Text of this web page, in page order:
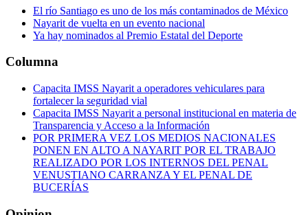
El río Santiago es uno de los más contaminados de México
Nayarit de vuelta en un evento nacional
Ya hay nominados al Premio Estatal del Deporte
Columna
Capacita IMSS Nayarit a operadores vehiculares para
fortalecer la seguridad vial
Capacita IMSS Nayarit a personal institucional en materia de
Transparencia y Acceso a la Información
POR PRIMERA VEZ LOS MEDIOS NACIONALES
PONEN EN ALTO A NAYARIT POR EL TRABAJO
REALIZADO POR LOS INTERNOS DEL PENAL
VENUSTIANO CARRANZA Y EL PENAL DE
BUCERÍAS